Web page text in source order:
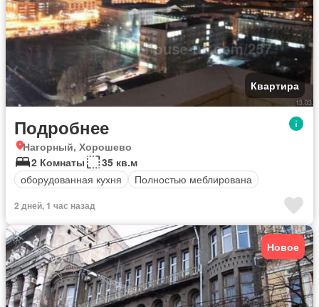
Квартира
Подробнее
Нагорный, Хорошево
2 Комнаты
35 кв.м
оборудованная кухня
Полностью меблирована
2 дней, 1 час назад
Новое